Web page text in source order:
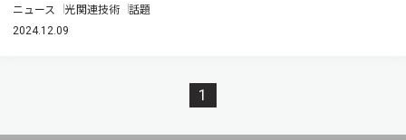
ニュース 光関連技術 話題
2024.12.09
1